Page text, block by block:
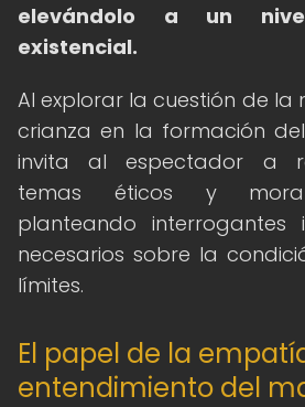
elevándolo a un
existencial.
Al explorar la cuestión de la
crianza en la formación
invita al espectador a
temas éticos y
planteando interrogantes
necesarios sobre la
límites.
El papel de la
entendimiento del